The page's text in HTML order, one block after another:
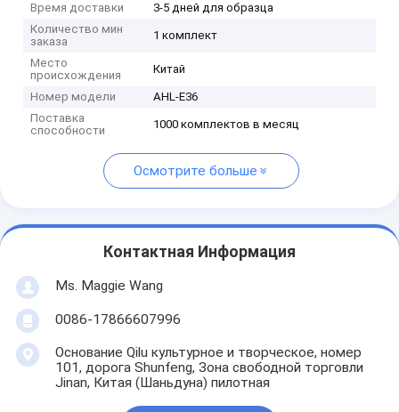
Время доставки
3-5 дней для образца
Количество мин
заказа
1 комплект
Место
происхождения
Китай
Номер модели
AHL-E36
Поставка
способности
1000 комплектов в месяц
Осмотрите больше
Контактная Информация
Ms. Maggie Wang
0086-17866607996
Основание Qilu культурное и творческое, номер
101, дорога Shunfeng, Зона свободной торговли
Jinan, Китая (Шаньдуна) пилотная